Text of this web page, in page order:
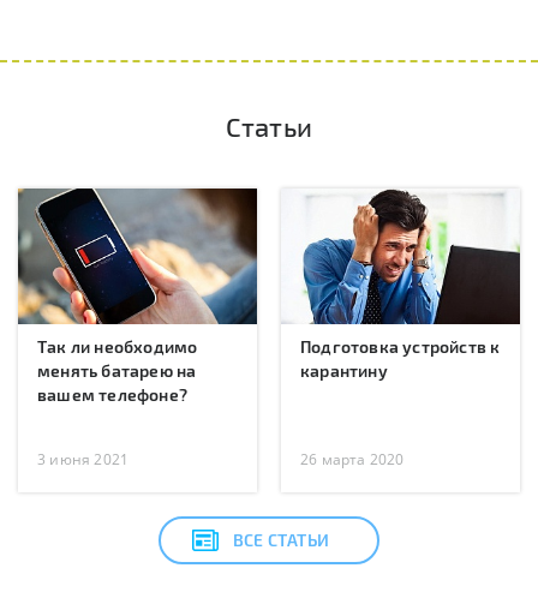
Статьи
Так ли необходимо
менять батарею на
вашем телефоне?
3 июня 2021
Подготовка устройств к
карантину
26 марта 2020
ВСЕ СТАТЬИ